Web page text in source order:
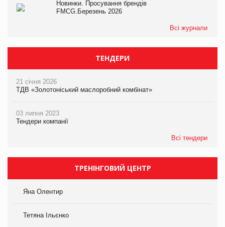
Новинки. Просування брендів
FMCG.Березень 2026
Всі журнали
ТЕНДЕРИ
21 січня 2026
ТДВ «Золотоніський маслоробний комбінат»
03 липня 2023
Тендери компанії
Всі тендери
ТРЕНІНГОВИЙ ЦЕНТР
Яна Олентир
Тетяна Ільєнко